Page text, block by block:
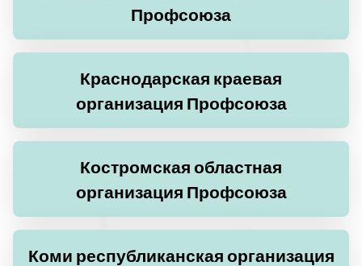
Профсоюза
Краснодарская краевая
организация Профсоюза
Костромская областная
организация Профсоюза
Коми республиканская организация